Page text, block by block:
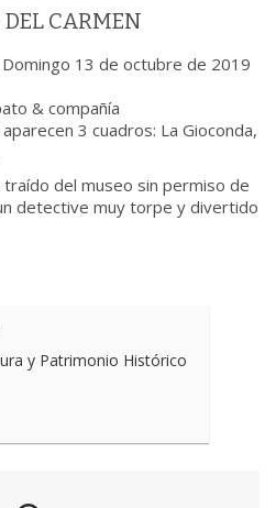
DEL CARMEN
13 de octubre de 2019
& compañía
3 cuadros: La Gioconda,
traído del museo sin permiso de
detective muy torpe y divertido
y Patrimonio Histórico